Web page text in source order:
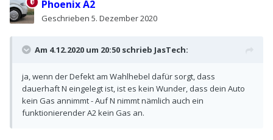
Phoenix A2
Geschrieben 5. Dezember 2020
Am 4.12.2020 um 20:50 schrieb JasTech:
ja, wenn der Defekt am Wahlhebel dafür sorgt, dass
dauerhaft N eingelegt ist, ist es kein Wunder, dass dein Auto
kein Gas annimmt - Auf N nimmt nämlich auch ein
funktionierender A2 kein Gas an.